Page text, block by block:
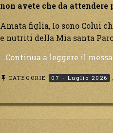
non avete che da attendere
Amata figlia, Io sono Colui
e nutriti della Mia santa
…Continua a leggere il
CATEGORIE 07 - Luglio 2026